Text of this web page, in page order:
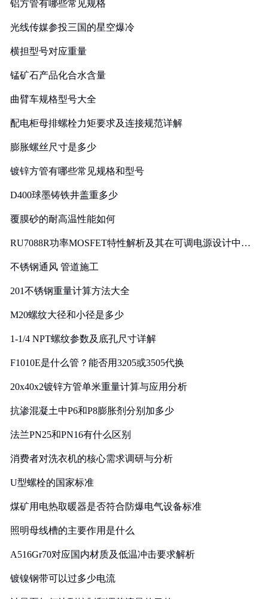
铝方管有哪些常见规格
光线传媒参投三国的星空爆冷
横担型号对应重量
锰矿石产品化合水含量
曲臂车规格型号大全
配电柜母排螺栓力矩要求及连接规范详解
膨胀螺丝尺寸是多少
镀锌方管有哪些常见规格和型号
D400球墨铸铁井盖重多少
覆膜砂的耐高温性能如何
RU7088R功率MOSFET特性解析及其在可调电源设计中的
不锈钢通风 管道施工
201不锈钢重量计算方法大全
M20螺纹大径和小径是多少
1-1/4 NPT螺纹参数及底孔尺寸详解
F1010E是什么管？能否用3205或3505代换
20x40x2镀锌方管单米重量计算与应用分析
抗渗混凝土中P6和P8膨胀剂分别加多少
法兰PN25和PN16有什么区别
消费者对洗衣机的核心需求调研与分析
U型螺栓的国家标准
煤矿用电热取暖器是否符合防爆电气设备标准
照明母线槽的主要作用是什么
A516Gr70对应国内材质及低温冲击要求解析
镀镍钢带可以过多少电流